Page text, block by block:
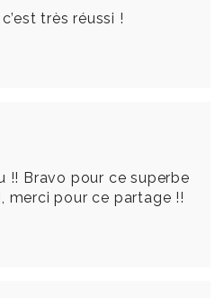
très réussi !
!! Bravo pour ce superbe
merci pour ce partage !!